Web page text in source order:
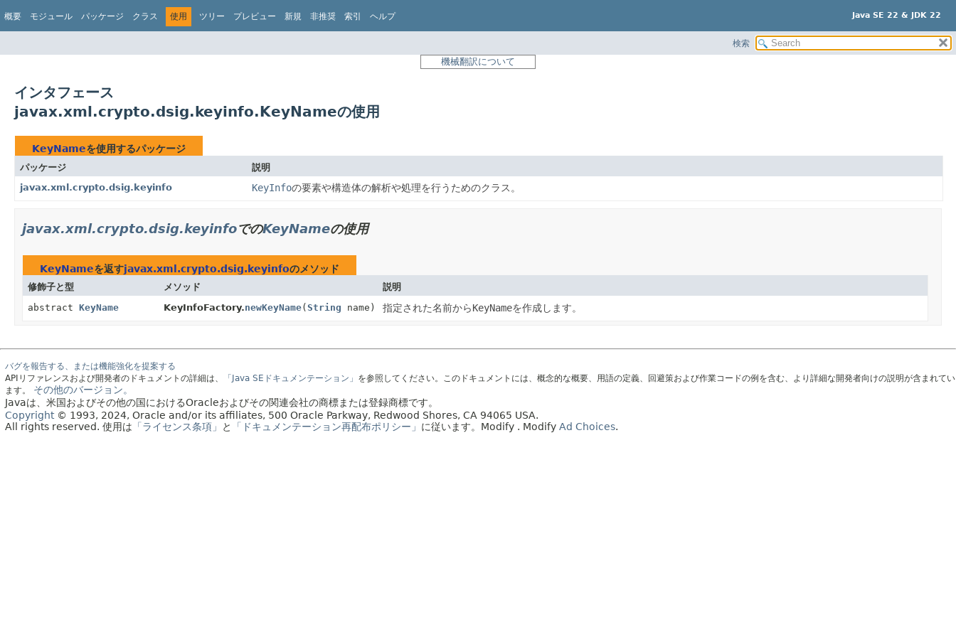
Java SE 22 & JDK 22
概要 モジュール パッケージ クラス 使用 ツリー プレビュー 新規 非推奨 索引 ヘルプ
検索
機械翻訳について
インタフェース
javax.xml.crypto.dsig.keyinfo.KeyNameの使用
KeyNameを使用するパッケージ
パッケージ
説明
javax.xml.crypto.dsig.keyinfo
KeyInfoの要素や構造体の解析や処理を行うためのクラス。
javax.xml.crypto.dsig.keyinfoでのKeyNameの使用
KeyNameを返すjavax.xml.crypto.dsig.keyinfoのメソッド
修飾子と型 メソッド
説明
abstract KeyName KeyInfoFactory.newKeyName(String name) 指定された名前からKeyNameを作成します。
バグを報告する、または機能強化を提案する
APIリファレンスおよび開発者のドキュメントの詳細は、
「Java SEドキュメンテーション」 を参照してください。このドキュメントには、概念的な概要、用語の定義、回避策および作業コードの例を含む、より詳細な開発者向けの説明が含まれてい
ます。
その他のバージョン。
Javaは、米国およびその他の国におけるOracleおよびその関連会社の商標または登録商標です。
Copyright© 1993, 2024, Oracle and/or its affiliates, 500 Oracle Parkway, Redwood Shores, CA 94065 USA.
All rights reserved. 使用は 「ライセンス条項」 と 「ドキュメンテーション再配布ポリシー」 に従います。 Modify . Modify Ad Choices.